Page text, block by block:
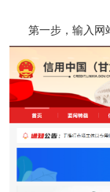
第一步，输入网站